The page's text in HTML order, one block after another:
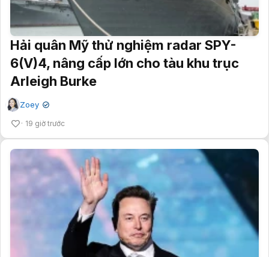
Hải quân Mỹ thử nghiệm radar SPY-
6(V)4, nâng cấp lớn cho tàu khu trục
Arleigh Burke
Zoey ✔
19 giờ trước